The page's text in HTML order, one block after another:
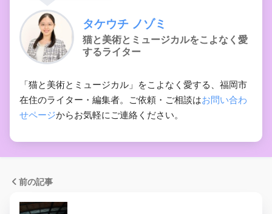
タケウチ ノゾミ
猫と美術とミュージカルをこよなく愛
するライター
「猫と美術とミュージカル」をこよなく愛する、福岡市
在住のライター・編集者。ご依頼・ご相談はお問い合わ
せページからお気軽にご連絡ください。
前の記事